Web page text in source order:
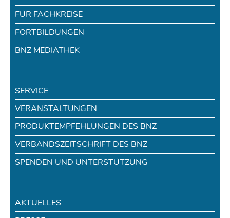
FÜR FACHKREISE
FORTBILDUNGEN
BNZ MEDIATHEK
SERVICE
VERANSTALTUNGEN
PRODUKTEMPFEHLUNGEN DES BNZ
VERBANDSZEITSCHRIFT DES BNZ
SPENDEN UND UNTERSTÜTZUNG
AKTUELLES